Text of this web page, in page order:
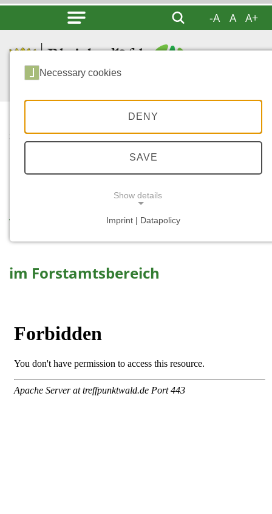
-A A A+
START
...
Veranstaltungen ...
im Forstamtsbereich
Necessary cookies
DENY
SAVE
Show details
Imprint | Datapolicy